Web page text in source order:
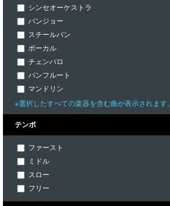
シンセオーケストラ
バンジョー
スチールパン
ボーカル
チェンバロ
パンフルート
マンドリン
※選択したすべての楽器を含む曲が表示されます。
テンポ
ファースト
ミドル
スロー
フリー